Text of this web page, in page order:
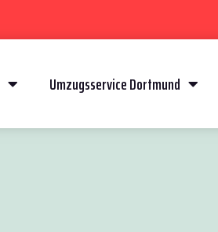
Umzugsservice Dortmund